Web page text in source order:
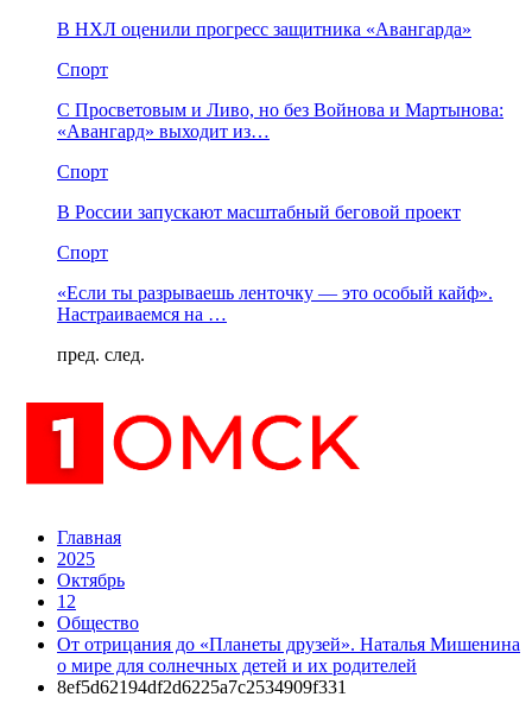
В НХЛ оценили прогресс защитника «Авангарда»
Спорт
С Просветовым и Ливо, но без Войнова и Мартынова:
«Авангард» выходит из…
Спорт
В России запускают масштабный беговой проект
Спорт
«Если ты разрываешь ленточку — это особый кайф».
Настраиваемся на …
пред. след.
Главная
2025
Октябрь
12
Общество
От отрицания до «Планеты друзей». Наталья Мишенина
о мире для солнечных детей и их родителей
8ef5d62194df2d6225a7c2534909f331